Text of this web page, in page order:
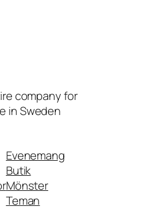
company for
in Sweden
Evenemang
Butik
Mönster
Teman